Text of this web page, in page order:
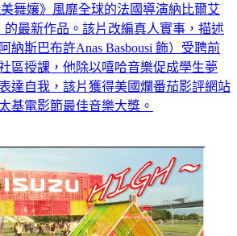
舞孃》風靡全球的法國導演納比爾艾
的最新作品。該片改編真人實事，描述
納斯巴布許Anas Basbousi 飾）受聘前
區授課，他除以嘻哈音樂促成學生夢
達自我，該片獲得美國爛番茄影評網站
基電影節最佳音樂大獎。